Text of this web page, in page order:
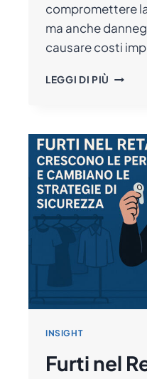
compromettere
ma anche
causare costi
LEGGI DI PIÙ COME
GIUSTE
PER
INSIGHT
Furti nel